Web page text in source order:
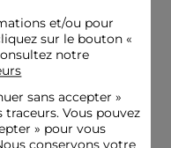
Et T-Shirts Femme
et/ou pour
sur le bouton «
notre
sans accepter»
Vous pouvez
» pour vous